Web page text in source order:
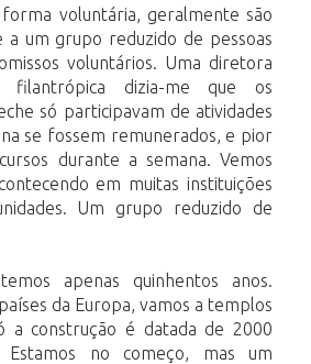
voluntária, geralmente são
a um grupo reduzido de pessoas
voluntários. Uma diretora
filantrópica dizia-me que os
só participavam de atividades
se fossem remunerados, e pior
durante a semana. Vemos
em muitas instituições
Um grupo reduzido de
apenas quinhentos anos.
da Europa, vamos a templos
a construção é datada de 2000
Estamos no começo, mas um